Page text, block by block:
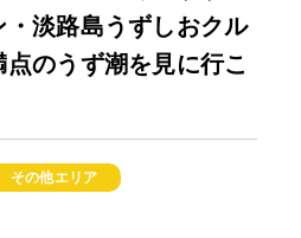
淡路島うずしおクル
のうず潮を見に行こ
その他エリア